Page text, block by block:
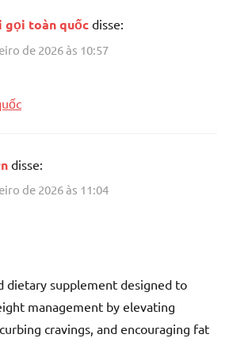
gọi toàn quốcdisse:
de 2026 às 10:57
disse:
de 2026 às 11:04
dietary supplement designed to
management by elevating
cravings, and encouraging fat